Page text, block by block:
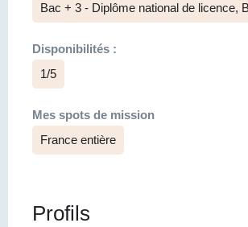
Bac + 3 - Diplôme national de licence,
Disponibilités :
1/5
Mes spots de mission
France entière
Profils